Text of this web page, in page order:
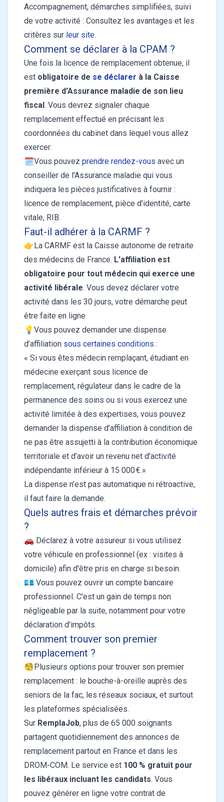
Accompagnement, démarches simplifiées, suivi
de votre activité : Consultez les avantages et les
critères sur leur site.
Comment se déclarer à la CPAM ?
Une fois la licence de remplacement obtenue, il
est obligatoire de se déclarer à la Caisse
première d'Assurance maladie de son lieu
fiscal. Vous devrez signaler chaque
remplacement effectué en précisant les
coordonnées du cabinet dans lequel vous allez
exercer.
🗓Vous pouvez prendre rendez-vous avec un
conseiller de l'Assurance maladie qui vous
indiquera les pièces justificatives à fournir :
licence de remplacement, pièce d'identité, carte
vitale, RIB.
Faut-il adhérer à la CARMF ?
👉La CARMF est la Caisse autonome de retraite
des médecins de France. L'affiliation est
obligatoire pour tout médecin qui exerce une
activité libérale. Vous devez déclarer votre
activité dans les 30 jours, votre démarche peut
être faite en ligne.
💡Vous pouvez demander une dispense
d’affiliation sous certaines conditions :
« Si vous êtes médecin remplaçant, étudiant en
médecine exerçant sous licence de
remplacement, régulateur dans le cadre de la
permanence des soins ou si vous exercez une
activité limitée à des expertises, vous pouvez
demander la dispense d’affiliation à condition de
ne pas être assujetti à la contribution économique
territoriale et d’avoir un revenu net d'activité
indépendante inférieur à 15 000 €.»
La dispense n’est pas automatique ni rétroactive,
il faut faire la demande.
Quels autres frais et démarches prévoir
?
🚗 Déclarez à votre assureur si vous utilisez
votre véhicule en professionnel (ex : visites à
domicile) afin d'être pris en charge si besoin.
💶 Vous pouvez ouvrir un compte bancaire
professionnel. C'est un gain de temps non
négligeable par la suite, notamment pour votre
déclaration d'impôts.
Comment trouver son premier
remplacement ?
🧐Plusieurs options pour trouver son premier
remplacement : le bouche-à-oreille auprès des
seniors de la fac, les réseaux sociaux, et surtout
les plateformes spécialisées.
Sur RemplaJob, plus de 65 000 soignants
partagent quotidiennement des annonces de
remplacement partout en France et dans les
DROM-COM. Le service est 100 % gratuit pour
les libéraux incluant les candidats. Vous
pouvez générer en ligne votre contrat de